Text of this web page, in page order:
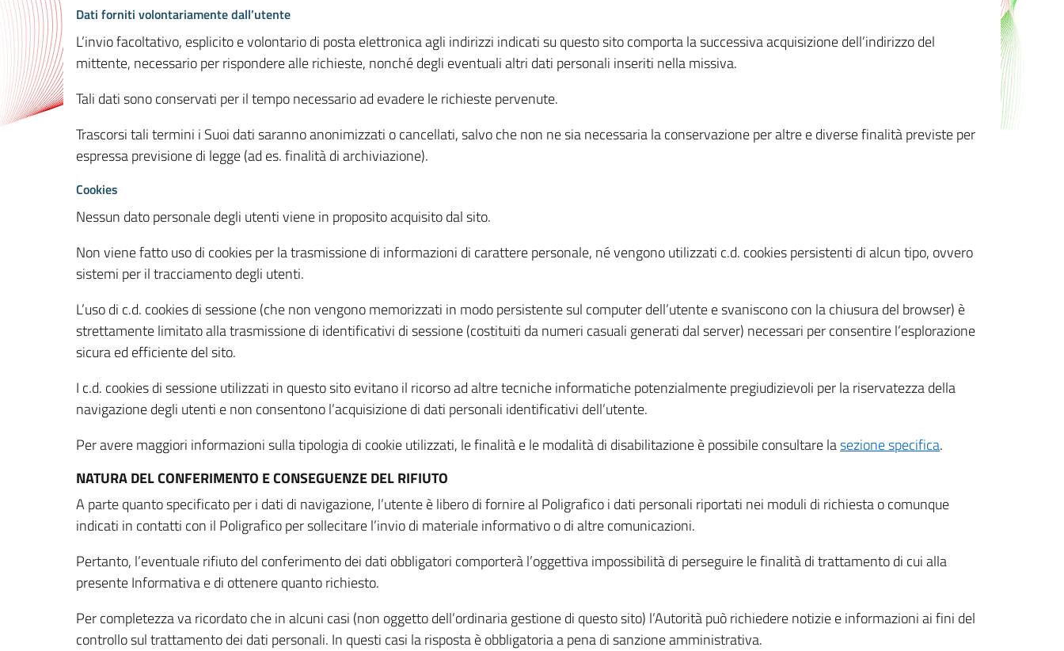
Dati forniti volontariamente dall’utente
L’invio facoltativo, esplicito e volontario di posta elettronica agli indirizzi indicati su questo sito comporta la successiva acquisizione dell’indirizzo del
mittente, necessario per rispondere alle richieste, nonché degli eventuali altri dati personali inseriti nella missiva.
Tali dati sono conservati per il tempo necessario ad evadere le richieste pervenute.
Trascorsi tali termini i Suoi dati saranno anonimizzati o cancellati, salvo che non ne sia necessaria la conservazione per altre e diverse finalità previste per
espressa previsione di legge (ad es. finalità di archiviazione).
Cookies
Nessun dato personale degli utenti viene in proposito acquisito dal sito.
Non viene fatto uso di cookies per la trasmissione di informazioni di carattere personale, né vengono utilizzati c.d. cookies persistenti di alcun tipo, ovvero
sistemi per il tracciamento degli utenti.
L’uso di c.d. cookies di sessione (che non vengono memorizzati in modo persistente sul computer dell’utente e svaniscono con la chiusura del browser) è
strettamente limitato alla trasmissione di identificativi di sessione (costituiti da numeri casuali generati dal server) necessari per consentire l’esplorazione
sicura ed efficiente del sito.
I c.d. cookies di sessione utilizzati in questo sito evitano il ricorso ad altre tecniche informatiche potenzialmente pregiudizievoli per la riservatezza della
navigazione degli utenti e non consentono l’acquisizione di dati personali identificativi dell’utente.
Per avere maggiori informazioni sulla tipologia di cookie utilizzati, le finalità e le modalità di disabilitazione è possibile consultare lasezione specifica.
NATURA DEL CONFERIMENTO E CONSEGUENZE DEL RIFIUTO
A parte quanto specificato per i dati di navigazione, l’utente è libero di fornire al Poligrafico i dati personali riportati nei moduli di richiesta o comunque
indicati in contatti con il Poligrafico per sollecitare l’invio di materiale informativo o di altre comunicazioni.
Pertanto, l’eventuale rifiuto del conferimento dei dati obbligatori comporterà l’oggettiva impossibilità di perseguire le finalità di trattamento di cui alla
presente Informativa e di ottenere quanto richiesto.
Per completezza va ricordato che in alcuni casi (non oggetto dell’ordinaria gestione di questo sito) l’Autorità può richiedere notizie e informazioni ai fini del
controllo sul trattamento dei dati personali. In questi casi la risposta è obbligatoria a pena di sanzione amministrativa.